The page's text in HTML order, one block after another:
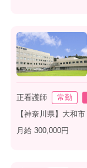
正看護師 常勤
【神奈川県】大和市
月給 300,000円